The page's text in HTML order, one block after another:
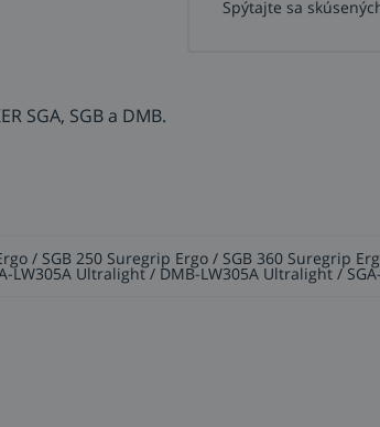
Spýtajte sa
SGA, SGB a DMB.
/ SGB 250 Suregrip Ergo / SGB 360 Suregrip
LW305A Ultralight / DMB-LW305A Ultralight /